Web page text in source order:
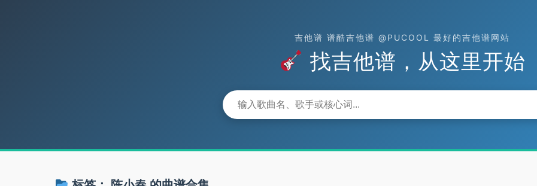
吉他谱 谱酷吉他谱 @PUCOOL 最好的吉他谱网站
找吉他谱，从这里开始